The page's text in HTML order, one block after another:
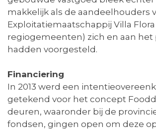
makkelijk als de aandeelhouders
Exploitatiemaatschappij Villa Flora
regiogemeenten) zich en aan het
hadden voorgesteld.
Financiering
In 2013 werd een
getekend voor het concept
deuren, waaronder bij de
fondsen, gingen open om deze